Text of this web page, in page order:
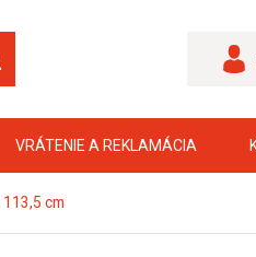
VRÁTENIE A REKLAMÁCIA
cm